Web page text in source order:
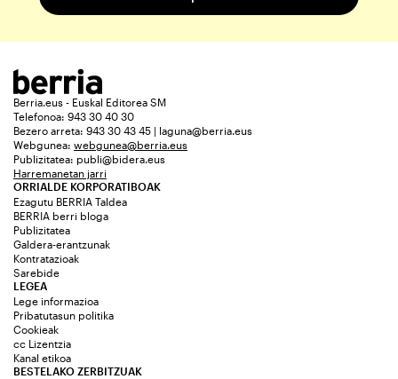
Berria.eus - Euskal Editorea SM
Telefonoa: 943 30 40 30
Bezero arreta: 943 30 43 45 | laguna@berria.eus
Webgunea: webgunea@berria.eus
Publizitatea: publi@bidera.eus
Harremanetan jarri
ORRIALDE KORPORATIBOAK
Ezagutu BERRIA Taldea
BERRIA berri bloga
Publizitatea
Galdera-erantzunak
Kontratazioak
Sarebide
LEGEA
Lege informazioa
Pribatutasun politika
Cookieak
cc Lizentzia
Kanal etikoa
BESTELAKO ZERBITZUAK